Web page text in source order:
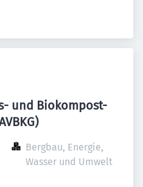
und Biokompost-
Bergbau, Energie,
Wasser und Umwelt